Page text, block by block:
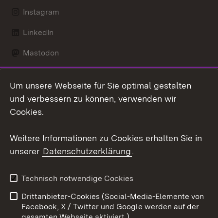
Instagram
LinkedIn
Mastodon
X / Twitter
Youtube
Kontakt
Datenschutz
Barrierefreiheit
Impressum Cookies
Um unsere Webseite für Sie optimal gestalten
und verbessern zu können, verwenden wir
Cookies.
Weitere Informationen zu Cookies erhalten Sie in
unserer Datenschutzerklärung.
Technisch notwendige Cookies
Drittanbieter-Cookies (Social-Media-Elemente von
Facebook, X / Twitter und Google werden auf der